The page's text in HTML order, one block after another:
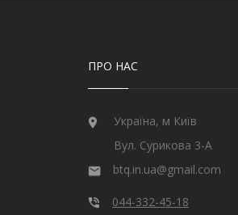
ПРО НАС
Україна, м Київ
Вул. Сурикова 3-А
btq.in.ua@gmail.com
044-332-45-18